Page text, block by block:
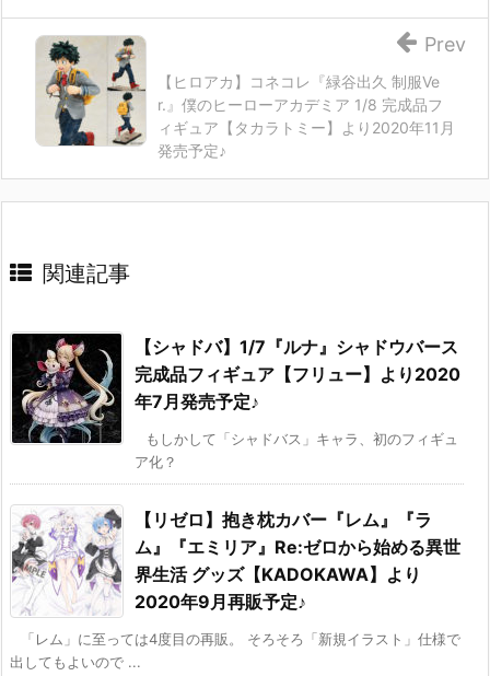
【ヒロアカ】コネコレ『緑谷出久 制服Ve
r.』僕のヒーローアカデミア 1/8 完成品フ
ィギュア【タカラトミー】より2020年11月
発売予定♪
Prev
関連記事
【シャドバ】1/7『ルナ』シャドウバース
完成品フィギュア【フリュー】より2020
年7月発売予定♪
もしかして「シャドバス」キャラ、初のフィギュ
ア化？
【リゼロ】抱き枕カバー『レム』『ラ
ム』『エミリア』Re:ゼロから始める異世
界生活 グッズ【KADOKAWA】より
2020年9月再販予定♪
「レム」に至っては4度目の再販。 そろそろ「新規イラスト」仕様で
出してもよいので ...